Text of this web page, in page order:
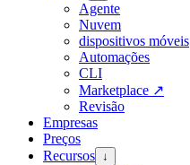
Agente
Nuvem
dispositivos móveis
Automações
CLI
Marketplace ↗
Revisão
Empresas
Preços
Recursos ↓